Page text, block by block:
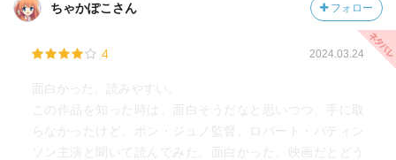
ちゃかぽこさん フォロー
4 2024.03.24
面白かった。読みやすい。
この作品を知った時は、面白そうだなと思いつつ、手に取
らなかったけど、ポン・ジュノ監督、ロバート・パティン
ソン主演と聞いて読んでみた。面白かった。映画だとどう